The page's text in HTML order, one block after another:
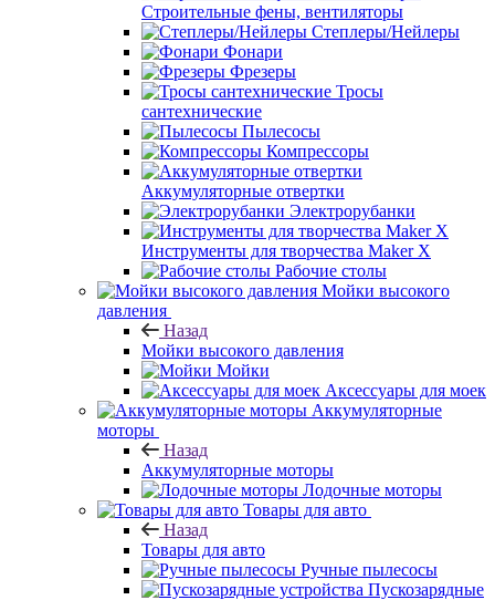
Строительные фены, вентиляторы
Степлеры/Нейлеры
Фонари
Фрезеры
Тросы
сантехнические
Пылесосы
Компрессоры
Аккумуляторные отвертки
Электрорубанки
Инструменты для творчества Maker X
Рабочие столы
Мойки высокого
давления
Назад
Мойки высокого давления
Мойки
Аксессуары для моек
Аккумуляторные
моторы
Назад
Аккумуляторные моторы
Лодочные моторы
Товары для авто
Назад
Товары для авто
Ручные пылесосы
Пускозарядные